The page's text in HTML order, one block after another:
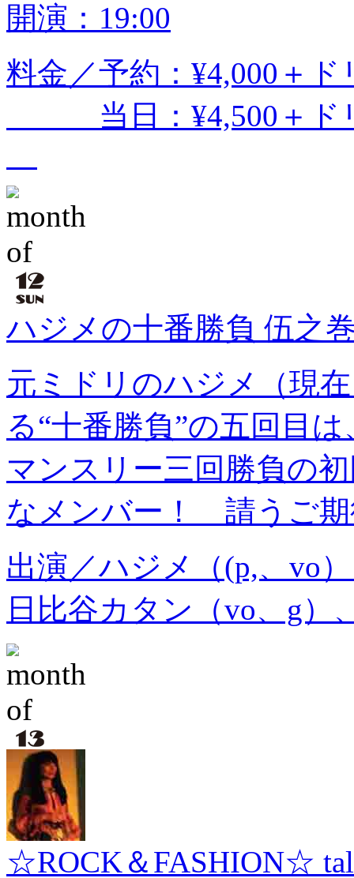
開演：19:00
料金／予約：¥4,000＋ド
当日：¥4,500＋ド
ハジメの十番勝負 伍之
元ミドリのハジメ（現
る“十番勝負”の五回目
マンスリー三回勝負の
なメンバー！ 請うご期
出演／ハジメ（(p,、vo
日比谷カタン（vo、g）
☆ROCK＆FASHION☆